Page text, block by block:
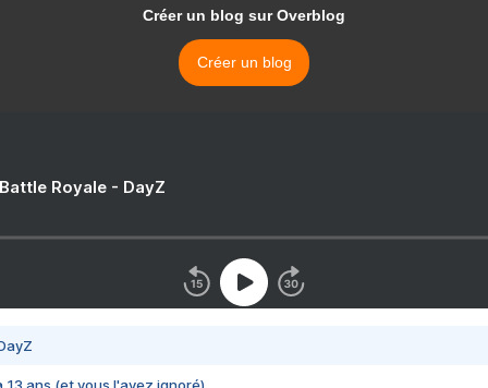
Créer un blog sur Overblog
Créer un blog
Royale - DayZ